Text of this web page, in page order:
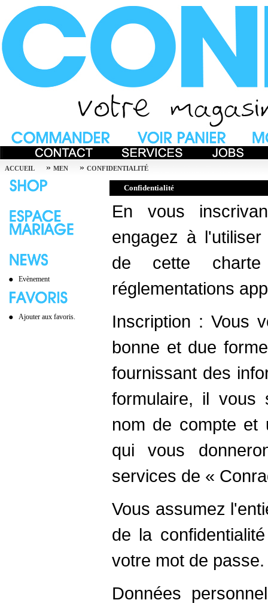
ACCUEIL » MEN » CONFIDENTIALITÉ
Evènement
Ajouter aux favoris.
Confidentialité
En vous
engagez à
de cette
réglementations
Inscription : Vous
bonne et due
fournissant des
formulaire, il vous
nom de compte et
qui vous
services de «
Vous assumez
de la
votre mot de passe.
Données